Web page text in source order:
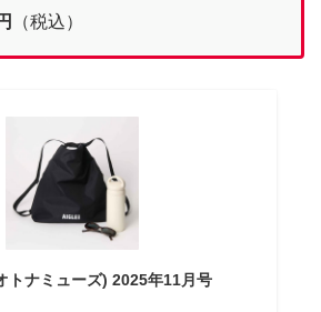
（税込）
トナミューズ) 2025年11月号